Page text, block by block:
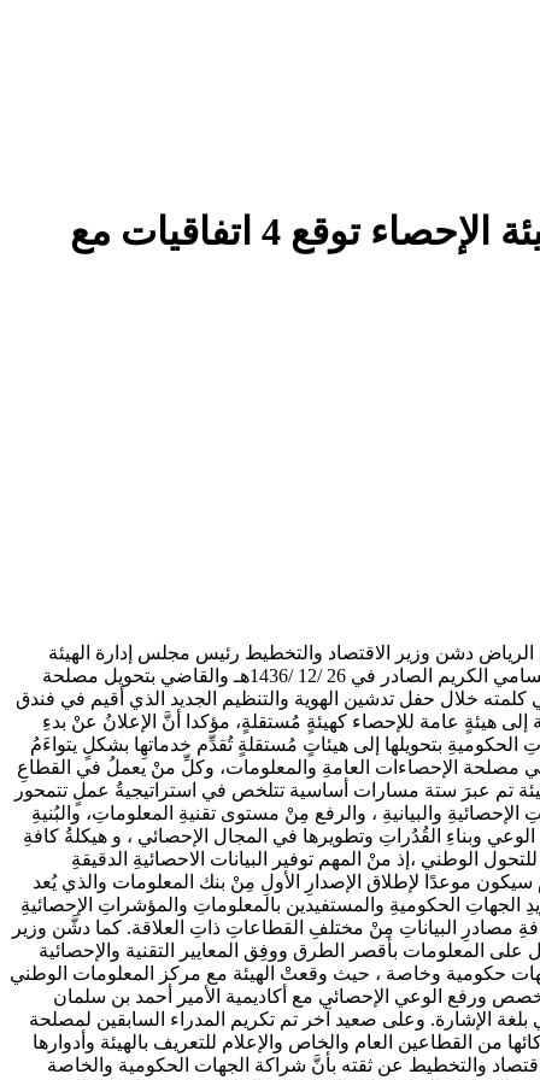
وزير الاقتصاد يُدشن عمل الهيئة العامة للإحصاء وبوابتها الإلكترونية...هيئة الإحصاء توقع 4 اتفاقيات مع
مع جهات حكومية وخاصة المركز الإعلامي | الرياض دشن وزير الاقتصاد والتخطيط رئيس مجلس إدارة الهيئة
العامة للإحصاء المهندس عادل بن محمد فقيه اليوم في الرياض انطلاق أول أيام العمل للإحصاء بتنظيمه وهويته الجديدة ، وذلك تنفيذا للأمر السامي الكريم الصادر في 26 /12 /1436هـ والقاضي بتحويل مصلحة
كلمته خلال حفل تدشين الهوية والتنظيم الجديد الذي أقيم في فندق
هيئةٍ عامة للإحصاء كهيئةٍ مُستقلةٍ، مؤكدا أنَّ الإعلانُ عنْ بدءِ
الحكوميةِ بتحويلها إلى هيئاتٍ مُستقلةٍ تُقدِّم خدماتهِا بشكلٍ يتواءَمُ
مصلحة الإحصاءات العامةِ والمعلومات، وكلِّ منْ يعملُ في القطاعِ
تم عبرَ ستة مسارات أساسية تتلخص في استراتيجيةُ عملٍ تتمحور
والبيانيةِ ، والرفع مِنْ مستوى تقنيةِ المعلوماتِ، والبُنيةِ
وبناءِ القُدُراتِ وتطويرها في المجال الإحصائي ، و هيكلةُ كافةِ
الوطني ،إذ منْ المهم توفير البيانات الاحصائيةِ الدقيقةِ
موعدًا لإطلاق الإصدارِ الأولِ مِنْ بنك المعلومات والذي يُعد
الجهاتِ الحكوميةِ والمستفيدين بالمعلوماتِ والمؤشراتِ الإحصائيةِ
مصادرِ البياناتِ مِنْ مختلفِ القطاعاتِ ذاتِ العلاقة. كما دشَّن وزير
المعلومات بأقصر الطرق ووفِق المعايير التقنية والإحصائية
وصول التفاعل لمتصفحي البوابة. وشهد أول أيام العمل للهيئة العامة للإحصاء توقيع 4 اتفاقيات مع جهات حكومية وخاصة ، حيث وقعتْ الهيئة مع مركز المعلومات الوطني
المتخصص ورفع الوعي الإحصائي مع أكاديمية الأمير أحمد بن سلمان
الإشارة. وعلى صعيد آخر تم تكريم المدراء السابقين لمصلحة
القطاعين العام والخاص والإعلام للتعريف بالهيئة وأدوارها
والتخطيط عن ثقته بأنَّ شراكة الجهات الحكومية والخاصة